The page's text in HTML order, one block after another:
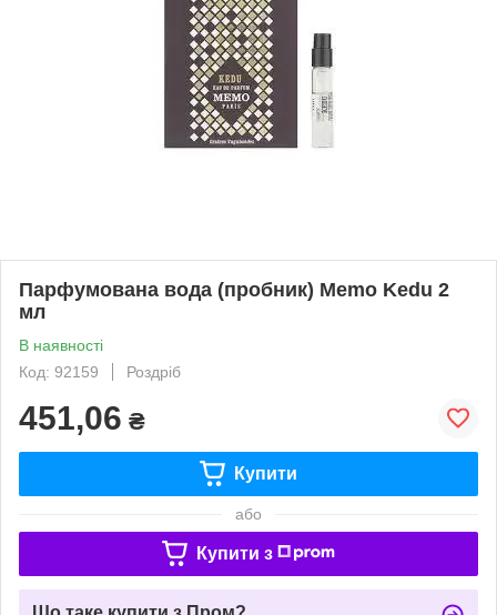
Парфумована вода (пробник) Memo Kedu 2
мл
В наявності
Код: 92159
Роздріб
451,06 ₴
Купити
або
Купити з